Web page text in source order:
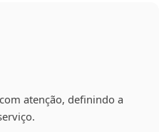
atenção, definindo a